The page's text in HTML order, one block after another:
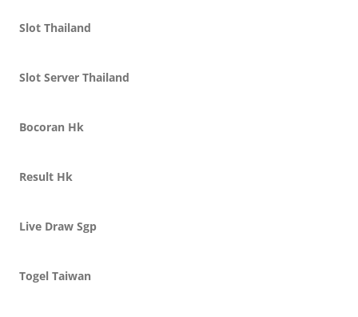
Slot Thailand
Slot Server Thailand
Bocoran Hk
Result Hk
Live Draw Sgp
Togel Taiwan